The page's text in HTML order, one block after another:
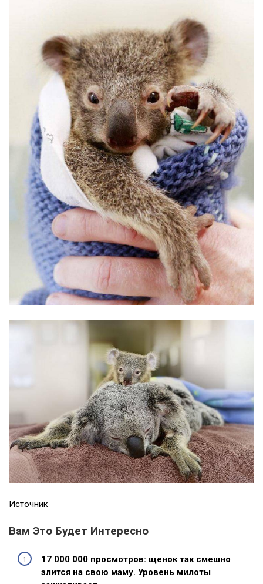
Источник
Вам Это Будет Интересно
17 000 000 просмотров: щенок так смешно
злится на свою маму. Уровень милоты